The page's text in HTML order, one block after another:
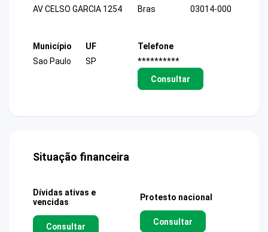
AV CELSO GARCIA 1254
Bras
03014-000
Município
Sao Paulo
UF
SP
Telefone
**********
Consultar
Situação financeira
Dívidas ativas e
vencidas
Consultar
Protesto nacional
Consultar